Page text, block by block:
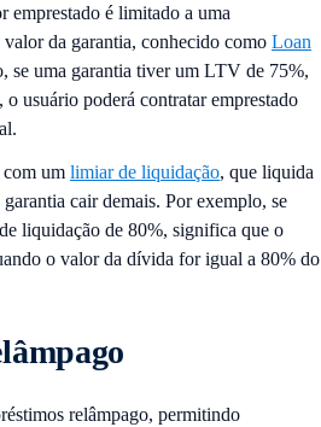
emprestado é limitado a uma
da garantia, conhecido como Loan
se uma garantia tiver um LTV de 75%,
usuário poderá contratar emprestado
com um limiar de liquidação, que liquida
cair demais. Por exemplo, se
liquidação de 80%, significa que o
o valor da dívida for igual a 80% do
relâmpago, permitindo